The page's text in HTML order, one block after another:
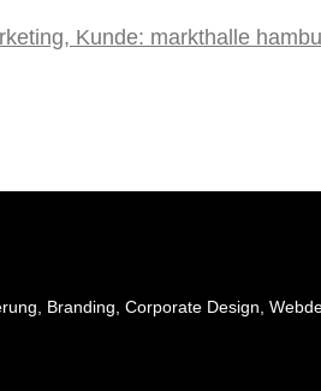
Branding, Corporate Design,